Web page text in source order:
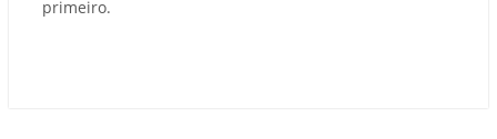
primeiro.